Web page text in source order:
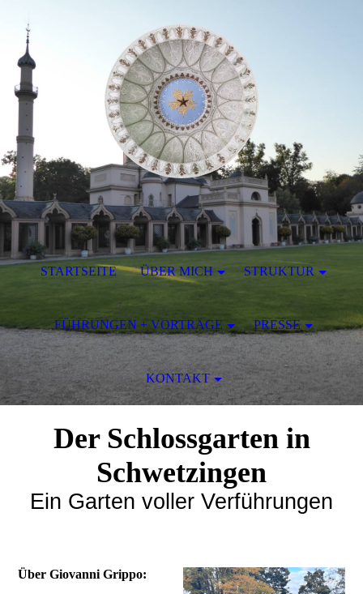
Der Schlossgarten in
Schwetzingen
Ein Garten voller Verführungen
Über Giovanni Grippo:
STARTSEITE ÜBER MICH STRUKTUR
FÜHRUNGEN + VORTRÄGE PRESSE
KONTAKT